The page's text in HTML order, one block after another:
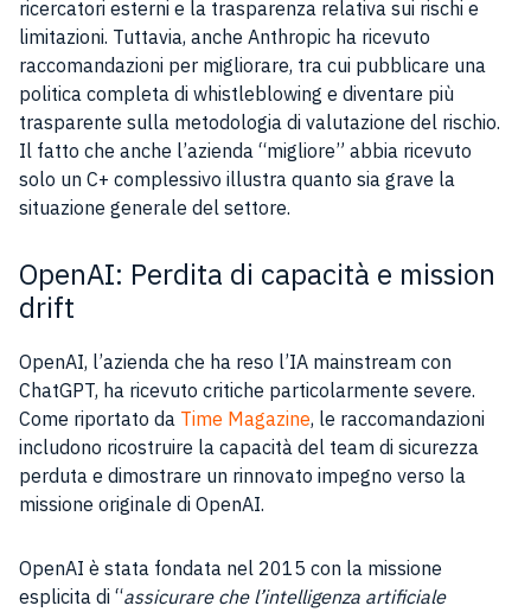
ricercatori esterni e la trasparenza relativa sui rischi e
limitazioni. Tuttavia, anche Anthropic ha ricevuto
raccomandazioni per migliorare, tra cui pubblicare una
politica completa di whistleblowing e diventare più
trasparente sulla metodologia di valutazione del rischio.
Il fatto che anche l’azienda “migliore” abbia ricevuto
solo un C+ complessivo illustra quanto sia grave la
situazione generale del settore.
OpenAI: Perdita di capacità e mission
drift
OpenAI, l’azienda che ha reso l’IA mainstream con
ChatGPT, ha ricevuto critiche particolarmente severe.
Come riportato da Time Magazine, le raccomandazioni
includono ricostruire la capacità del team di sicurezza
perduta e dimostrare un rinnovato impegno verso la
missione originale di OpenAI.
OpenAI è stata fondata nel 2015 con la missione
esplicita di “assicurare che l’intelligenza artificiale